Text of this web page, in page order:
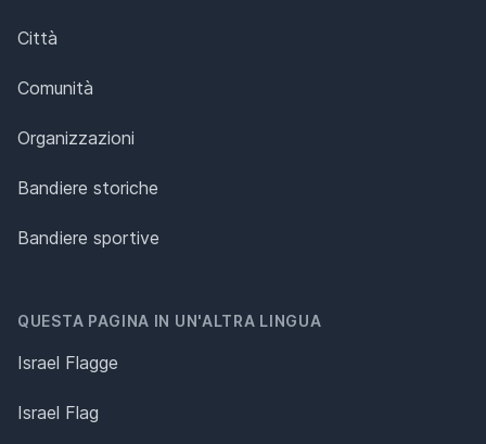
Città
Comunità
Organizzazioni
Bandiere storiche
Bandiere sportive
QUESTA PAGINA IN UN'ALTRA LINGUA
Israel Flagge
Israel Flag